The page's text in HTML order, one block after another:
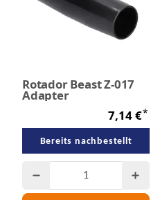
Rotador Beast Z-017
Adapter
7,14 €*
Bereits nachbestellt